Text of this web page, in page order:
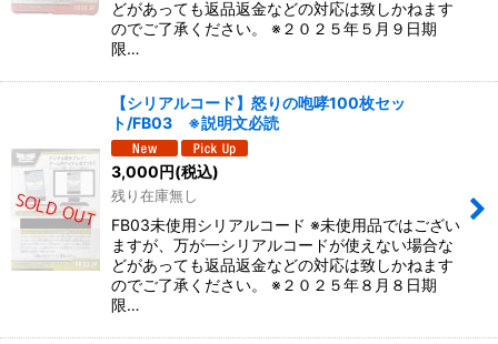
どがあっても返品返金などの対応は致しかねます
のでご了承ください。 ※２０２５年５月９日期
限…
【シリアルコード】怒りの咆哮100枚セッ
ト/FB03 ※説明文必読
3,000円(税込)
残り在庫無し
FB03未使用シリアルコード ※未使用品ではござい
ますが、万が一シリアルコードが使えない場合な
どがあっても返品返金などの対応は致しかねます
のでご了承ください。 ※２０２５年８月８日期
限…